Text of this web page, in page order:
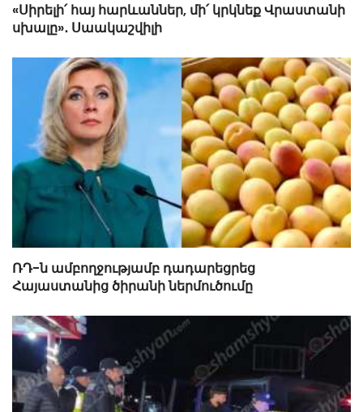
«Սիրելի՛ հայ հարևաններ, մի՛ կրկնեք Վրաստանի
սխալը»․ Սաակաշվիլի
ՌԴ-ն ամբողջությամբ դադարեցրեց
Հայաստանից ծիրանի ներմուծումը